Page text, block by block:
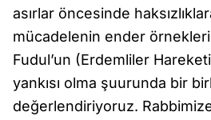
asırlar öncesinde
mücadelenin ender
Fudul’un (Erdemliler
yankısı olma şuurunda bir
değerlendiriyoruz.